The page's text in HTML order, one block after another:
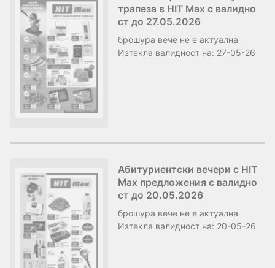
трапеза в HIT Max с валидно
ст до 27.05.2026
брошура вече не е актуална
Изтекла валидност на: 27-05-26
Абитуриентски вечери с HIT
Max предложения с валидно
ст до 20.05.2026
брошура вече не е актуална
Изтекла валидност на: 20-05-26